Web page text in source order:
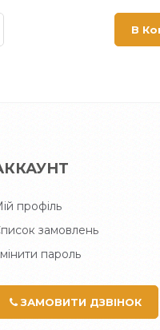
профіль
замовлень
пароль
ЗАМОВИТИ ДЗВІНОК